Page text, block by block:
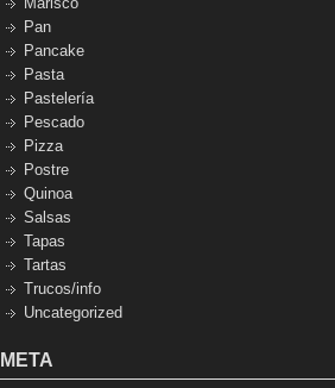
Pan
Pancake
Pasta
Pastelería
Pescado
Pizza
Postre
Quinoa
Salsas
Tapas
Tartas
Trucos/info
Uncategorized
META